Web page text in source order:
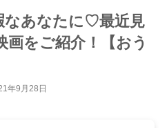
なあなたに♡最近見
画をご紹介！【おう
年9月28日